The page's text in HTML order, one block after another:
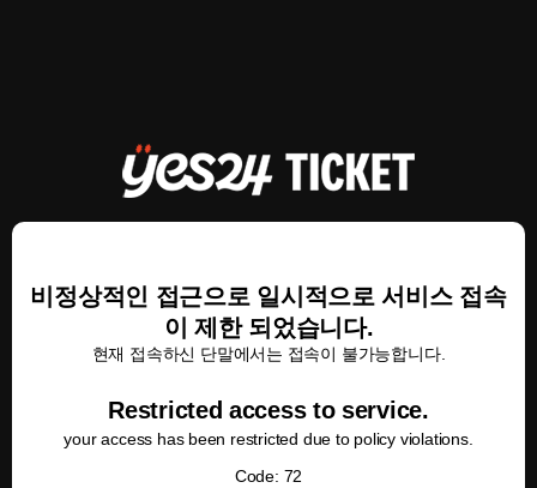
비정상적인 접근으로 일시적으로 서비스 접속
이 제한 되었습니다.
현재 접속하신 단말에서는 접속이 불가능합니다.
Restricted access to service.
your access has been restricted due to policy violations.
Code: 72